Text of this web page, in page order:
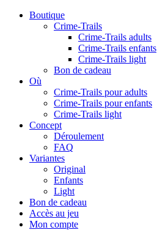
Boutique
Crime-Trails
Crime-Trails adults
Crime-Trails enfants
Crime-Trails light
Bon de cadeau
Où
Crime-Trails pour adults
Crime-Trails pour enfants
Crime-Trails light
Concept
Déroulement
FAQ
Variantes
Original
Enfants
Light
Bon de cadeau
Accès au jeu
Mon compte